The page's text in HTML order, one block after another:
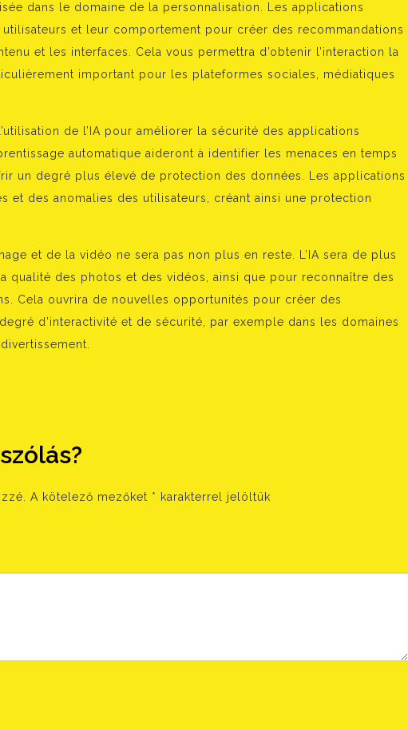
dans le domaine de la personnalisation. Les applications
et leur comportement pour créer des recommandations
et les interfaces. Cela vous permettra d’obtenir l’interaction la
important pour les plateformes sociales, médiatiques
de l’IA pour améliorer la sécurité des applications
automatique aideront à identifier les menaces en temps
un degré plus élevé de protection des données. Les applications
et des anomalies des utilisateurs, créant ainsi une protection
et de la vidéo ne sera pas non plus en reste. L’IA sera de plus
qualité des photos et des vidéos, ainsi que pour reconnaître des
Cela ouvrira de nouvelles opportunités pour créer des
d’interactivité et de sécurité, par exemple dans les domaines
A kötelező mezőket * karakterrel jelöltük